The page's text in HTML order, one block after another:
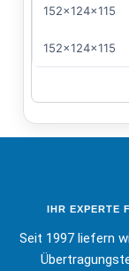
152x124x115
152x124x115
IHR EXPERTE
Seit 1997 liefern